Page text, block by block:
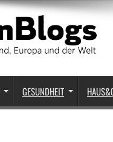
GESUNDHEIT